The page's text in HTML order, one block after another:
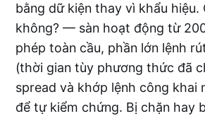
bằng dữ kiện thay vì khẩu hiệu.
không? — sàn hoạt động từ
phép toàn cầu, phần lớn lệnh
(thời gian tùy phương thức đã
spread và khớp lệnh công khai
để tự kiểm chứng. Bị chặn hay